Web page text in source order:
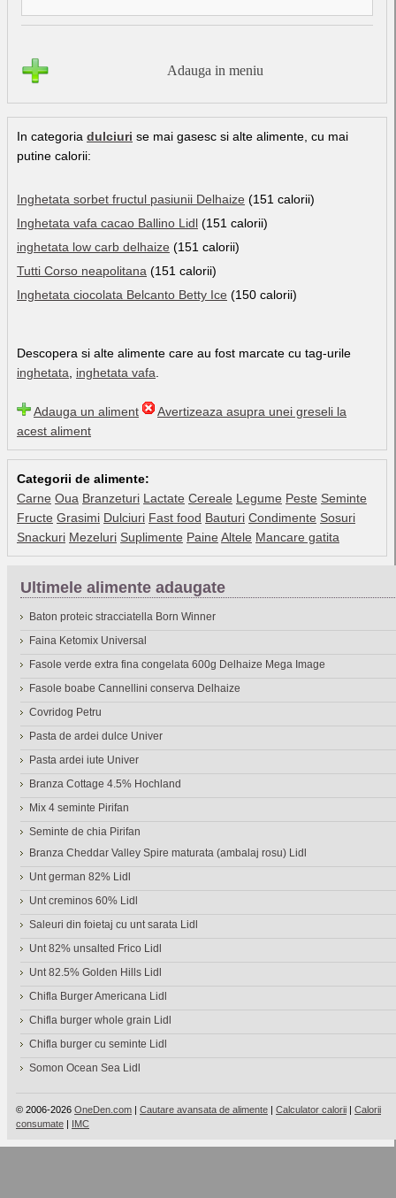
Adauga in meniu
In categoria dulciuri se mai gasesc si alte alimente, cu mai
putine calorii:
Inghetata sorbet fructul pasiunii Delhaize (151 calorii)
Inghetata vafa cacao Ballino Lidl (151 calorii)
inghetata low carb delhaize (151 calorii)
Tutti Corso neapolitana (151 calorii)
Inghetata ciocolata Belcanto Betty Ice (150 calorii)
Descopera si alte alimente care au fost marcate cu tag-urile
inghetata
inghetata vafa
Adauga un aliment
Avertizeaza asupra unei greseli la
acest aliment
Categorii de alimente:
Carne Oua Branzeturi Lactate Cereale Legume Peste Seminte
Fructe Grasimi Dulciuri Fast food Bauturi Condimente Sosuri
Snackuri Mezeluri Suplimente Paine Altele Mancare gatita
Ultimele alimente adaugate
Baton proteic stracciatella Born Winner
Faina Ketomix Universal
Fasole verde extra fina congelata 600g Delhaize Mega Image
Fasole boabe Cannellini conserva Delhaize
Covridog Petru
Pasta de ardei dulce Univer
Pasta ardei iute Univer
Branza Cottage 4.5% Hochland
Mix 4 seminte Pirifan
Seminte de chia Pirifan
Branza Cheddar Valley Spire maturata (ambalaj rosu) Lidl
Unt german 82% Lidl
Unt creminos 60% Lidl
Saleuri din foietaj cu unt sarata Lidl
Unt 82% unsalted Frico Lidl
Unt 82.5% Golden Hills Lidl
Chifla Burger Americana Lidl
Chifla burger whole grain Lidl
Chifla burger cu seminte Lidl
Somon Ocean Sea Lidl
© 2006-2026 OneDen.com | Cautare avansata de alimente | Calculator calorii | Calorii
consumate | IMC